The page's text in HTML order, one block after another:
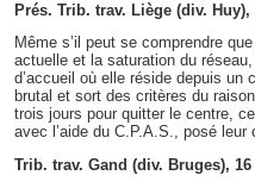
Prés. Trib. trav. Liège (div.
Même s’il peut se comprendre
actuelle et la saturation du
d’accueil où elle réside depuis un
brutal et sort des critères du
trois jours pour quitter le centre,
avec l’aide du C.P.A.S., posé leur
Trib. trav. Gand (div. Bruges),